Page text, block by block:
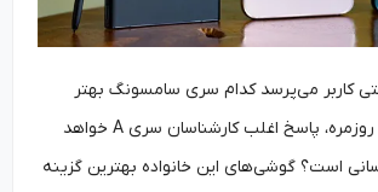
می‌پرسد کدام سری سامسونگ بهتر
است برای استفاده روزمره، پاسخ اغلب کارشناسان سری A خواهد
گوشی‌های این خانواده بهترین گزینه